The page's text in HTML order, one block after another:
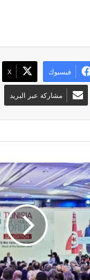
فيسبوك X
مشاركة عبر البريد